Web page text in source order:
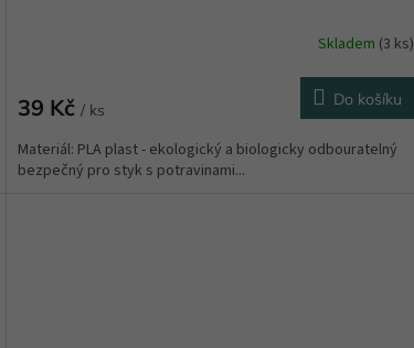
Skladem (3 ks)
39 Kč/ ks
Do košíku
Materiál: PLA plast - ekologický a biologicky odbouratelný
bezpečný pro styk s potravinami...